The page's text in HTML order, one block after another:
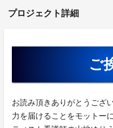
プロジェクト詳細
ご
お読み頂きありがとうござ
力を届けることをモットー